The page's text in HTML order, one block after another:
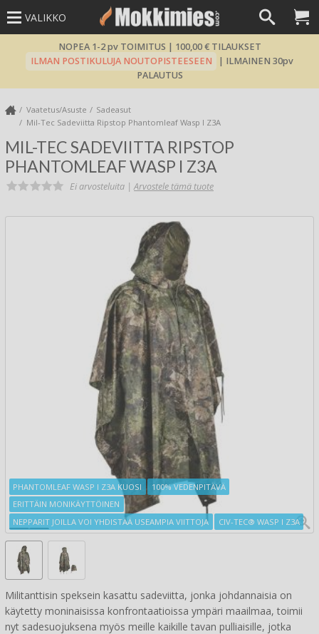
VALIKKO
NOPEA 1-2 pv TOIMITUS | 100,00 € TILAUKSET
ILMAN POSTIKULUJA NOUTOPISTEESEEN
| ILMAINEN 30pv
PALAUTUS
Vaatetus/Asuste
Sadeasut
Mil-Tec Sadeviitta Ripstop Phantomleaf Wasp I Z3A
MIL-TEC SADEVIITTA RIPSTOP
PHANTOMLEAF WASP I Z3A
Ei arvosteluita |Arvostele tämä tuote
PHANTOMLEAF WASP I Z3A KUOSI
100% VEDENPITÄVÄ
ERITTÄIN MONIKÄYTTÖINEN
NEPPARIT JOILLA VOI YHDISTÄÄ USEAMPIA VIITTOJA
CIV-TEC® WASP I Z3A
Militanttisin speksein kasattu sadeviitta, jonka johdannaisia on
käytetty moninaisissa konfrontaatioissa ympäri maailmaa, toimii
nyt sadesuojuksena myös meille kaikille tavan pulliaisille, jotka